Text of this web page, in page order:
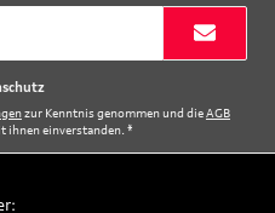
zur Kenntnis genommen und dieAGB
ihnen einverstanden.*